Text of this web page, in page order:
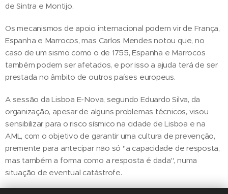
de Sintra e Montijo.
Os mecanismos de apoio internacional podem vir de França,
Espanha e Marrocos, mas Carlos Mendes notou que, no
caso de um sismo como o de 1755, Espanha e Marrocos
também podem ser afetados, e por isso a ajuda terá de ser
prestada no âmbito de outros países europeus.
A sessão da Lisboa E-Nova, segundo Eduardo Silva, da
organização, apesar de alguns problemas técnicos, visou
sensibilizar para o risco sísmico na cidade de Lisboa e na
AML, com o objetivo de garantir uma cultura de prevenção,
premente para antecipar não só "a capacidade de resposta,
mas também a forma como a resposta é dada", numa
situação de eventual catástrofe.